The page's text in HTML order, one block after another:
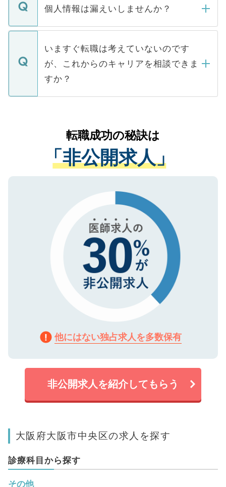
■応募殺到を避けるため 人気のある医療機
関を公にしてしまうと、応募が殺到する場
に、医療機関が求める条件に合った人材の
みを人材紹介会社に依頼するケースが増え
ています。
ん。また、仮に応募先から内定をいただい
定を承諾する必要はありません。内定先へ
の辞退の連絡はキャリアパートナーが行い
ますので、ご安心ください。
個人情報は漏えいしませんか？
個人情報が漏えいすることはありませんの
で、ご安心ください。当サイトからの登録
などで収集したご登録者様の個人情報は、
ご本人のキャリアアップおよび転職活動の
支援を目的に使用いたします。お預かりし
ているすべての個人データはご本人の許可
は、個人情報の取り扱いについての厳密な
管理基準を満たした事業者のみに付与され
る、プライバシーマークを取得済みです。
ご登録いただいた個人情報は、SSL（デー
で、機密保持に関してもご安心ください。
いますぐ転職は考えていないのです
が、これからのキャリアを相談できま
すか？
かがいして、現在の医療機関の状況や紹介
経験をまじえながら、適切なアドバイスを
させていただきます。すぐにご転職をされ
ない方には、長期的なサポートが可能です
ので、まずはご登録ください。
転職成功の秘訣は
「非公開求人」
他にはない独占求人を多数保有
非公開求人を紹介してもらう
大阪府大阪市中央区の求人を探す
診療科目から探す
その他